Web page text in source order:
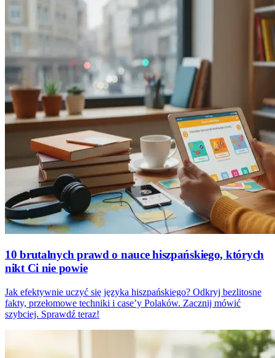
10 brutalnych prawd o nauce hiszpańskiego, których
nikt Ci nie powie
Jak efektywnie uczyć się języka hiszpańskiego? Odkryj bezlitosne
fakty, przełomowe techniki i case’y Polaków. Zacznij mówić
szybciej. Sprawdź teraz!